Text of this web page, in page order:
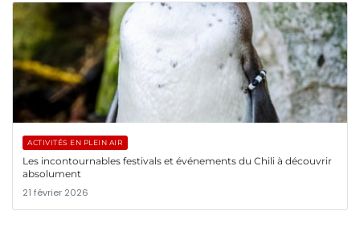
ACTIVITÉS EN PLEIN AIR
Les incontournables festivals et événements du Chili à découvrir
absolument
21 février 2026